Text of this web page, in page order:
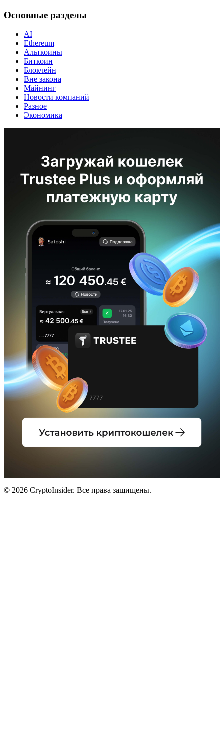
Основные разделы
AI
Ethereum
Альткоины
Биткоин
Блокчейн
Вне закона
Майнинг
Новости компаний
Разное
Экономика
© 2026 CryptoInsider. Все права защищены.